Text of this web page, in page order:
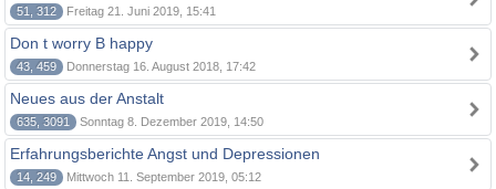
51, 312 Freitag 21. Juni 2019, 15:41
Don t worry B happy
43, 459 Donnerstag 16. August 2018, 17:42
Neues aus der Anstalt
635, 3091 Sonntag 8. Dezember 2019, 14:50
Erfahrungsberichte Angst und Depressionen
14, 249 Mittwoch 11. September 2019, 05:12